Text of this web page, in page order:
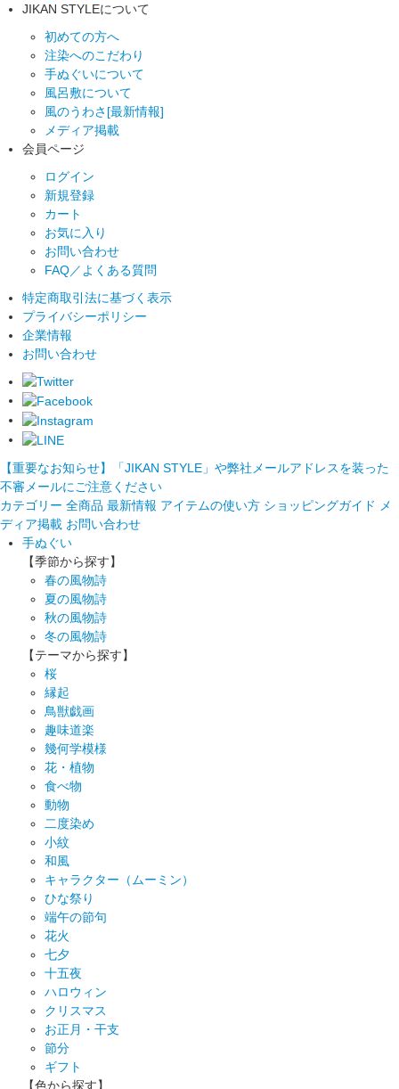
JIKAN STYLEについて
初めての方へ
注染へのこだわり
手ぬぐいについて
風呂敷について
風のうわさ[最新情報]
メディア掲載
会員ページ
ログイン
新規登録
カート
お気に入り
お問い合わせ
FAQ／よくある質問
特定商取引法に基づく表示
プライバシーポリシー
企業情報
お問い合わせ
【重要なお知らせ】「JIKAN STYLE」や弊社メールアドレスを装った
不審メールにご注意ください
カテゴリー 全商品 最新情報 アイテムの使い方 ショッピングガイド
メ
ディア掲載 お問い合わせ
手ぬぐい
【季節から探す】
春の風物詩
夏の風物詩
秋の風物詩
冬の風物詩
【テーマから探す】
桜
縁起
鳥獣戯画
趣味道楽
幾何学模様
花・植物
食べ物
動物
二度染め
小紋
和風
キャラクター（ムーミン）
ひな祭り
端午の節句
花火
七夕
十五夜
ハロウィン
クリスマス
お正月・干支
節分
ギフト
【色から探す】